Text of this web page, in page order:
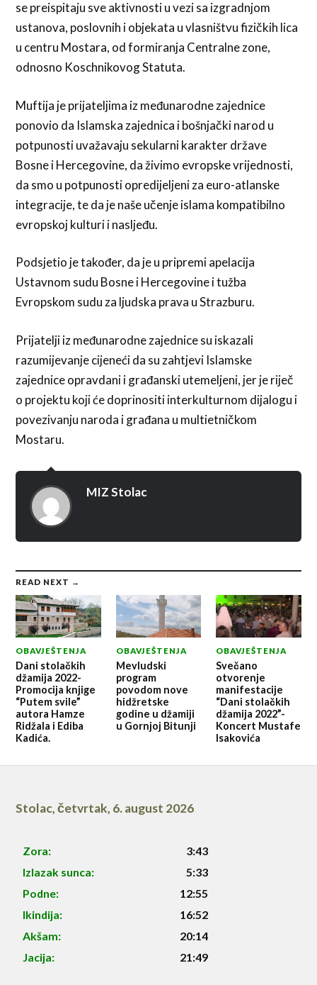
se preispitaju sve aktivnosti u vezi sa izgradnjom
ustanova, poslovnih i objekata u vlasništvu fizičkih lica
u centru Mostara, od formiranja Centralne zone,
odnosno Koschnikovog Statuta.
Muftija je prijateljima iz međunarodne zajednice
ponovio da Islamska zajednica i bošnjački narod u
potpunosti uvažavaju sekularni karakter države
Bosne i Hercegovine, da živimo evropske vrijednosti,
da smo u potpunosti opredijeljeni za euro-atlanske
integracije, te da je naše učenje islama kompatibilno
evropskoj kulturi i nasljeđu.
Podsjetio je također, da je u pripremi apelacija
Ustavnom sudu Bosne i Hercegovine i tužba
Evropskom sudu za ljudska prava u Strazburu.
Prijatelji iz međunarodne zajednice su iskazali
razumijevanje cijeneći da su zahtjevi Islamske
zajednice opravdani i građanski utemeljeni, jer je riječ
o projektu koji će doprinositi interkulturnom dijalogu i
povezivanju naroda i građana u multietničkom
Mostaru.
MIZ Stolac
READ NEXT →
OBAVJEŠTENJA
Dani stolačkih
džamija 2022-
Promocija knjige
“Putem svile”
autora Hamze
Ridžala i Ediba
Kadića.
OBAVJEŠTENJA
Mevludski
program
povodom nove
hidžretske
godine u džamiji
u Gornjoj Bitunji
OBAVJEŠTENJA
Svečano
otvorenje
manifestacije
“Dani stolačkih
džamija 2022”-
Koncert Mustafe
Isakovića
Stolac,četvrtak, 6. august 2026
Zora:
3:43
Izlazak sunca:
5:33
Podne:
12:55
Ikindija:
16:52
Akšam:
20:14
Jacija:
21:49